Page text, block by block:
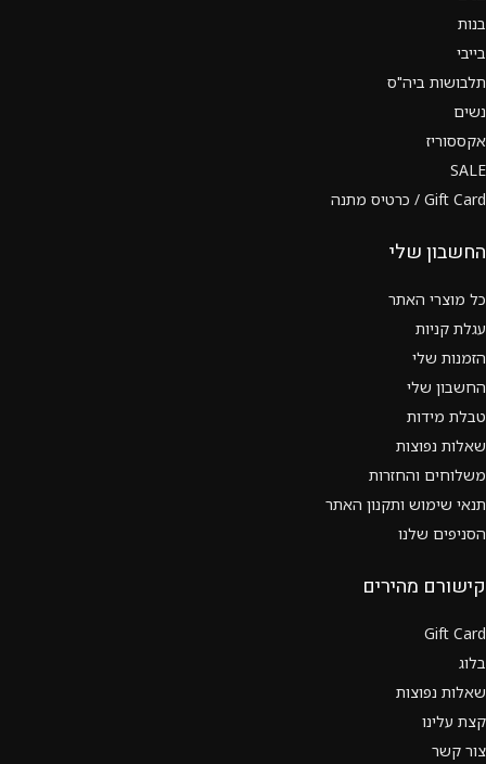
בנות
בייבי
תלבושות ביה"ס
נשים
אקססוריז
SALE
Gift Card / כרטיס מתנה
החשבון שלי
כל מוצרי האתר
עגלת קניות
הזמנות שלי
החשבון שלי
טבלת מידות
שאלות נפוצות
משלוחים והחזרות
תנאי שימוש ותקנון האתר
הסניפים שלנו
קישורם מהירים
Gift Card
בלוג
שאלות נפוצות
קצת עלינו
צור קשר